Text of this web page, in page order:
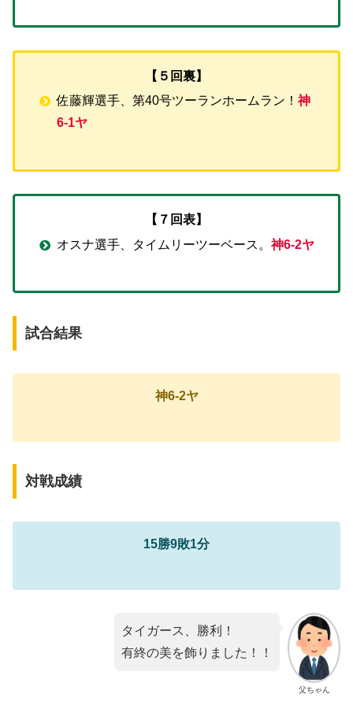
【５回裏】
佐藤輝選手、第40号ツーランホームラン！神
6-1ヤ
【７回表】
オスナ選手、タイムリーツーベース。神6-2ヤ
試合結果
神6-2ヤ
対戦成績
15勝9敗1分
父ちゃん
タイガース、勝利！
有終の美を飾りました！！